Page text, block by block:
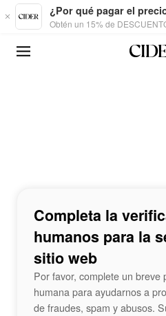
Skip to main content
¿Por qué pagar el
Obtén un 15% de
Completa la
humanos para la
sitio web
Por favor, complete un breve
humana para ayudarnos a
de fraudes, spam y abusos.